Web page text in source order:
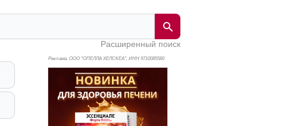
Расширенный поиск
Реклама. ООО "ОПЕЛЛА ХЕЛСКЕА", ИНН 9710085580